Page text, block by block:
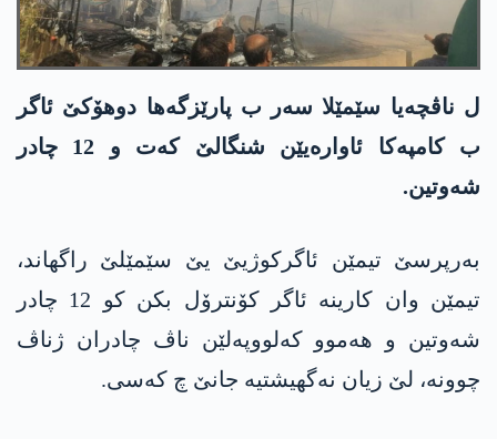
ل ناڤچەیا سێمێلا سەر ب پارێزگەھا دوھۆکێ ئاگر
ب کامپەکا ئاوارەیێن شنگالێ کەت و 12 چادر
شەوتین.
بەرپرسێ تیمێن ئاگرکوژیێ یێ سێمێلێ راگھاند،
تیمێن وان کارینە ئاگر کۆنترۆل بکن کو 12 چادر
شەوتین و ھەموو کەلووپەلێن ناڤ چادران ژناڤ
چوونە، لێ زیان نەگھیشتیە جانێ چ کەسی.